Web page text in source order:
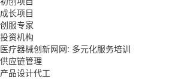
成长项目
创服专家
投资机构
医疗器械创新网网: 多元化服务培训
供应链管理
产品设计代工